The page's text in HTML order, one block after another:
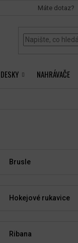
Vše o nákupu
NAHRÁVAČE
Brusle
Hokejové rukavice
Ribana